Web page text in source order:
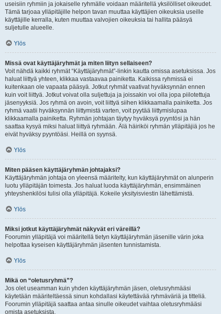
useisiin ryhmiin ja jokaiselle ryhmälle voidaan määritellä yksilölliset oikeudet.
Tämä tarjoaa ylläpitäjille helpon tavan muuttaa käyttäjien oikeuksia useille
käyttäjille kerralla, kuten muuttaa valvojien oikeuksia tai hallita pääsyä
suljetulle alueelle.
Ylös
Missä ovat käyttäjäryhmät ja miten liityn sellaiseen?
Voit nähdä kaikki ryhmät “Käyttäjäryhmät”-linkin kautta omissa asetuksissa. Jos
haluat liittyä yhteen, klikkaa vastaavaa painiketta. Kaikissa ryhmissä ei
kuitenkaan ole vapaata pääsyä. Jotkut ryhmät vaativat hyväksynnän ennen
kuin voit liittyä. Jotkut voivat olla suljettuja ja joissakin voi olla jopa piilotettuja
jäsenyyksiä. Jos ryhmä on avoin, voit liittyä siihen klikkaamalla painiketta. Jos
ryhmä vaatii hyväksynnän liittymistä varten, voit pyytää liittymislupaa
klikkaamalla painiketta. Ryhmän johtajan täytyy hyväksyä pyyntösi ja hän
saattaa kysyä miksi haluat liittyä ryhmään. Älä häiriköi ryhmän ylläpitäjiä jos he
eivät hyväksy pyyntöäsi. Heillä on syynsä.
Ylös
Miten pääsen käyttäjäryhmän johtajaksi?
Käyttäjäryhmän johtaja on yleensä määritelty, kun käyttäjäryhmät on alunperin
luotu ylläpitäjän toimesta. Jos haluat luoda käyttäjäryhmän, ensimmäinen
yhteyshenkilösi tulisi olla ylläpitäjä. Kokeile yksityisviestin lähettämistä.
Ylös
Miksi jotkut käyttäjäryhmät näkyvät eri väreillä?
Foorumin ylläpitäjä voi määritellä tietyn käyttäjäryhmän jäsenille värin joka
helpottaa kyseisen käyttäjäryhmän jäsenten tunnistamista.
Ylös
Mikä on “oletusryhmä”?
Jos olet useamman kuin yhden käyttäjäryhmän jäsen, oletusryhmääsi
käytetään määriteltäessä sinun kohdallasi käytettävää ryhmäväriä ja titteliä.
Foorumin ylläpitäjä saattaa antaa sinulle oikeudet vaihtaa oletusryhmääsi
omista asetuksista.